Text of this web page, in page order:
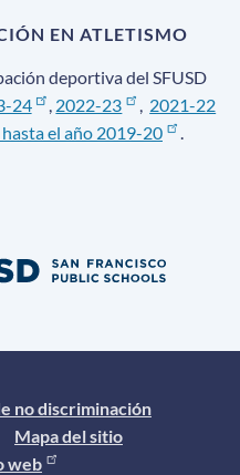
EN ATLETISMO
deportiva del SFUSD
24 , 2022-23 , 2021-22
el año 2019-20 .
no discriminación
Mapa del sitio
web